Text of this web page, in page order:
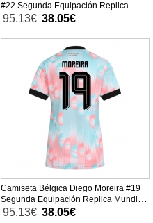
#22 Segunda Equipación Replica
Mundial 2026 para mujer mangas
95.13€ 38.05€
Camiseta Bélgica Diego Moreira #19
Segunda Equipación Replica Mundial
2026 para mujer mangas cortas
95.13€ 38.05€